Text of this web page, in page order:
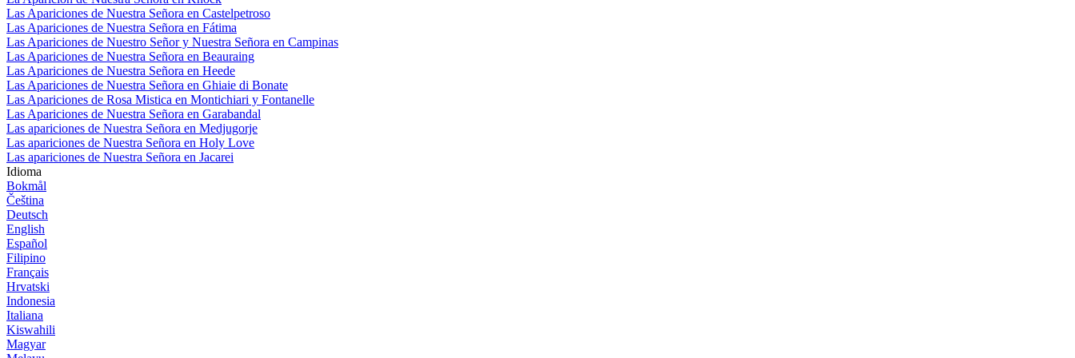
Las Apariciones de Nuestra Señora en Castelpetroso
Las Apariciones de Nuestra Señora en Fátima
Las Apariciones de Nuestro Señor y Nuestra Señora en Campinas
Las Apariciones de Nuestra Señora en Beauraing
Las Apariciones de Nuestra Señora en Heede
Las Apariciones de Nuestra Señora en Ghiaie di Bonate
Las Apariciones de Rosa Mistica en Montichiari y Fontanelle
Las Apariciones de Nuestra Señora en Garabandal
Las apariciones de Nuestra Señora en Medjugorje
Las apariciones de Nuestra Señora en Holy Love
Las apariciones de Nuestra Señora en Jacarei
Idioma
Bokmål
Čeština
Deutsch
English
Español
Filipino
Français
Hrvatski
Indonesia
Italiana
Kiswahili
Magyar